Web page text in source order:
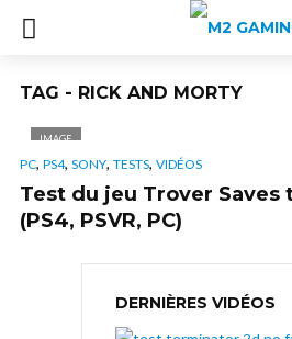
TAG - RICK AND MORTY
IMAGE
PC, PS4, SONY, TESTS, VIDÉOS
Test du jeu Trover Saves
(PS4, PSVR, PC)
DERNIÈRES VIDÉOS